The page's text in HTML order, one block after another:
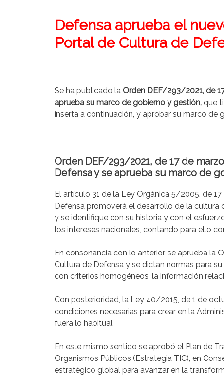
Defensa aprueba el
Portal de Cultura de
Se ha publicado la Orden DEF/293/2021, de
aprueba su marco de gobierno y gestión, que
inserta a continuación, y aprobar su marco de
Orden DEF/293/2021, de 17 de
Defensa y se aprueba su marco de
El artículo 31 de la Ley Orgánica 5/2005, de
Defensa promoverá el desarrollo de la
y se identifique con su historia y con el
los intereses nacionales, contando para ello
En consonancia con lo anterior, se aprueba la
Cultura de Defensa y se dictan normas para
con criterios homogéneos, la información
Con posterioridad, la Ley 40/2015, de 1 de
condiciones necesarias para crear en la
fuera lo habitual.
En este mismo sentido se aprobó el Plan de
Organismos Públicos (Estrategia TIC), en
estratégico global para avanzar en la